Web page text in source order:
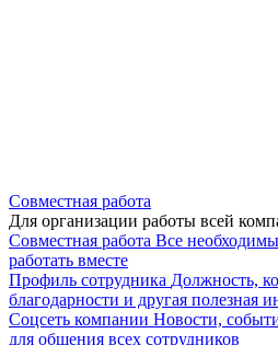
Совместная работа
Для организации работы всей
Совместная работа Все
работать вместе
Профиль сотрудника Должность,
благодарности и другая полезная
Соцсеть компании Новости,
для общения всех сотрудников